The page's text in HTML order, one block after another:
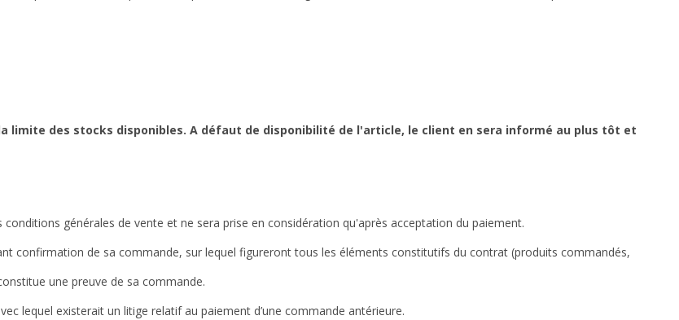
limite des stocks disponibles. A défaut de disponibilité de l'article, le client en sera informé au plus tôt et
générales de vente et ne sera prise en considération qu'après acceptation du paiement.
confirmation de sa commande, sur lequel figureront tous les éléments constitutifs du contrat (produits commandés,
une preuve de sa commande.
lequel existerait un litige relatif au paiement d’une commande antérieure.